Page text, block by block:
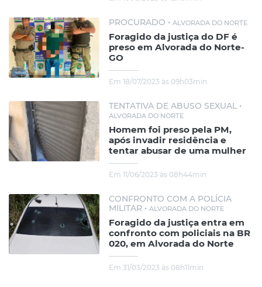
PROCURADO • ALVORADA DO NORTE
Foragido da justiça do DF é
preso em Alvorada do Norte-
GO
Em 18/07/2023 às 09h03min
TENTATIVA DE ABUSO SEXUAL •
ALVORADA DO NORTE
Homem foi preso pela PM,
após invadir residência e
tentar abusar de uma mulher
Em 11/06/2023 às 08h44min
CONFRONTO COM A POLÍCIA
MILITAR • ALVORADA DO NORTE
Foragido da justiça entra em
confronto com policiais na BR
020, em Alvorada do Norte
Em 31/03/2023 às 08h11min